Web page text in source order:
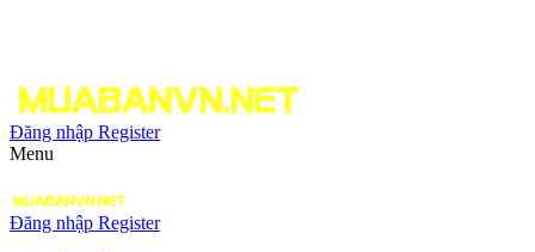
Đăng nhập Register
Menu
Đăng nhập Register